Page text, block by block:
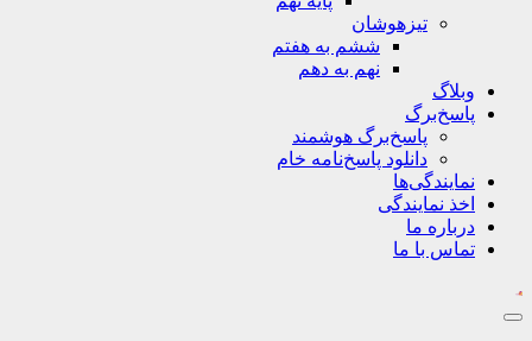
تیزهوشان
ششم به هفتم
نهم به دهم
وبلاگ
پاسخ‌برگ
پاسخ‌برگ‌ هوشمند
دانلود پاسخ‌نامه خام
نمایندگی‌ها
اخذ نمایندگی
درباره ما
تماس با ما